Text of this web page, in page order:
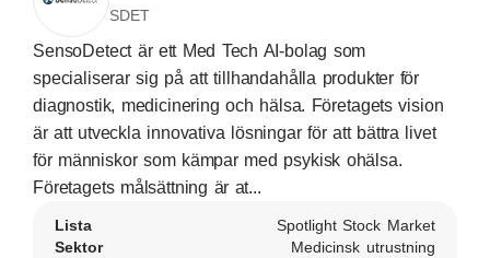
SDET
SensoDetect är ett Med Tech AI-bolag som
specialiserar sig på att tillhandahålla produkter för
diagnostik, medicinering och hälsa. Företagets vision
är att utveckla innovativa lösningar för att bättra livet
för människor som kämpar med psykisk ohälsa.
Företagets målsättning är at...
Lista
Spotlight Stock Market
Sektor
Medicinsk utrustning